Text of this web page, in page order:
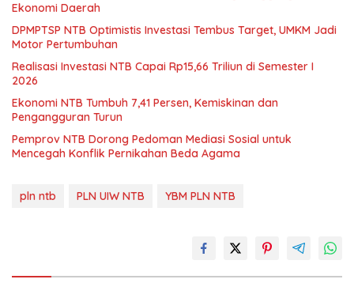
Ekonomi Daerah
DPMPTSP NTB Optimistis Investasi Tembus Target, UMKM Jadi
Motor Pertumbuhan
Realisasi Investasi NTB Capai Rp15,66 Triliun di Semester I
2026
Ekonomi NTB Tumbuh 7,41 Persen, Kemiskinan dan
Pengangguran Turun
Pemprov NTB Dorong Pedoman Mediasi Sosial untuk
Mencegah Konflik Pernikahan Beda Agama
pln ntb PLN UIW NTB YBM PLN NTB